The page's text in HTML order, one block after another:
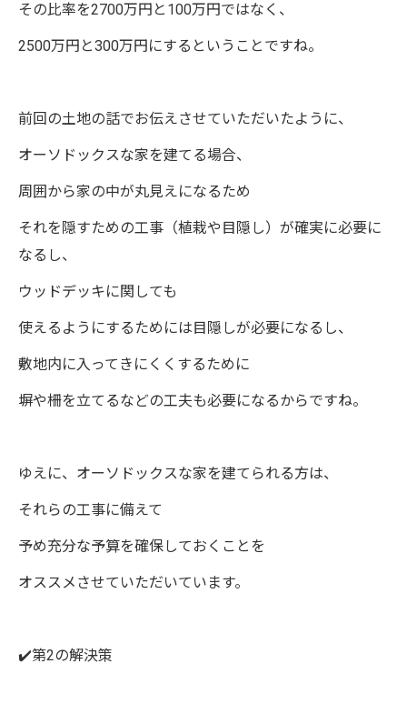
その比率を2700万円と100万円ではなく、
2500万円と300万円にするということですね。
前回の土地の話でお伝えさせていただいたように、
オーソドックスな家を建てる場合、
周囲から家の中が丸見えになるため
それを隠すための工事（植栽や目隠し）が確実に必要に
なるし、
ウッドデッキに関しても
使えるようにするためには目隠しが必要になるし、
敷地内に入ってきにくくするために
塀や柵を立てるなどの工夫も必要になるからですね。
ゆえに、オーソドックスな家を建てられる方は、
それらの工事に備えて
予め充分な予算を確保しておくことを
オススメさせていただいています。
✔️第2の解決策